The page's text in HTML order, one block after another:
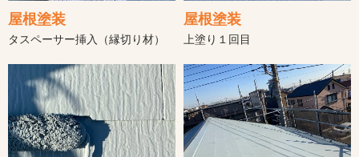
屋根塗装
タスペーサー挿入（縁切り材）
屋根塗装
上塗り１回目